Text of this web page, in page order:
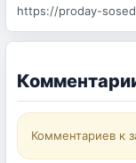
https://proday-
Комментариев к